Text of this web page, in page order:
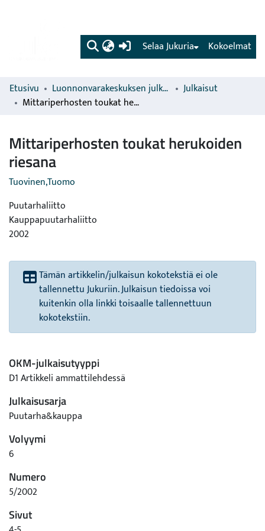
(current) Kokoelmat
Selaa Jukuria
Etusivu Luonnonvarakeskuksen julkaisut
Julkaisut
Mittariperhosten toukat herukoiden riesana
Mittariperhosten toukat herukoiden
riesana
Tuovinen,Tuomo
Puutarhaliitto
Kauppapuutarhaliitto
2002
Tämän artikkelin/julkaisun kokotekstiä ei ole
tallennettu Jukuriin. Julkaisun tiedoissa voi
kuitenkin olla linkki toisaalle tallennettuun
kokotekstiin.
OKM-julkaisutyyppi
D1 Artikkeli ammattilehdessä
Julkaisusarja
Puutarha&kauppa
Volyymi
6
Numero
5/2002
Sivut